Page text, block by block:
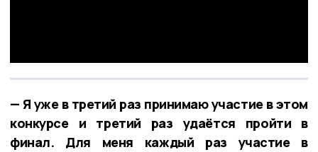
— Я уже в третий раз принимаю участие в этом
конкурсе и третий раз удаётся пройти в
финал. Для меня каждый раз участие в